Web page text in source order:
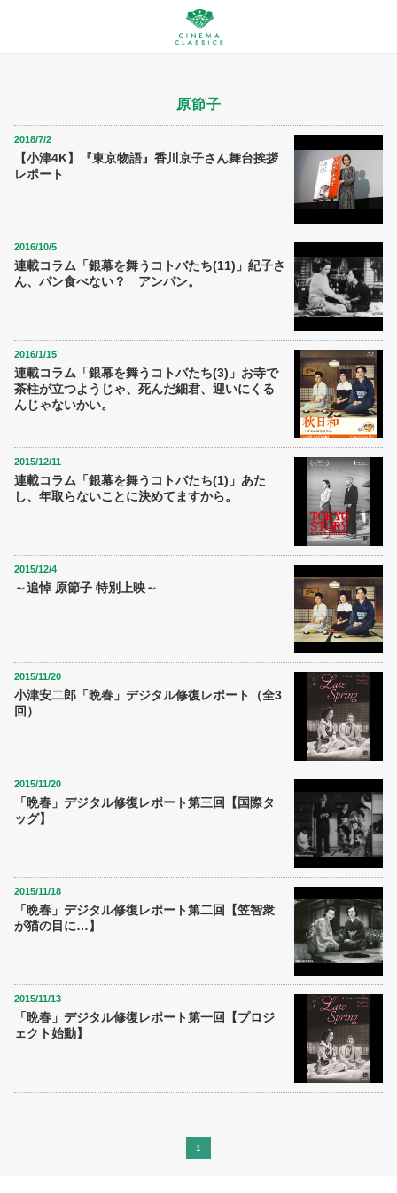
原節子
2018/7/2
【小津4K】『東京物語』香川京子さん舞台挨拶
レポート
2016/10/5
連載コラム「銀幕を舞うコトバたち(11)」紀子さ
ん、パン食べない？ アンパン。
2016/1/15
連載コラム「銀幕を舞うコトバたち(3)」お寺で
茶柱が立つようじゃ、死んだ細君、迎いにくる
んじゃないかい。
2015/12/11
連載コラム「銀幕を舞うコトバたち(1)」あた
し、年取らないことに決めてますから。
2015/12/4
～追悼 原節子 特別上映～
2015/11/20
小津安二郎「晩春」デジタル修復レポート（全3
回）
2015/11/20
「晩春」デジタル修復レポート第三回【国際タ
ッグ】
2015/11/18
「晩春」デジタル修復レポート第二回【笠智衆
が猫の目に…】
2015/11/13
「晩春」デジタル修復レポート第一回【プロジ
ェクト始動】
1